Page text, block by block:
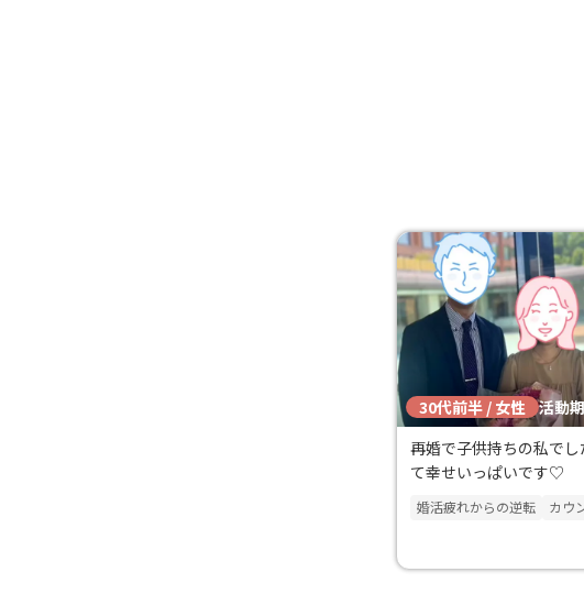
30代前半 / 女性
活動
再婚で子供持ちの私で
て幸せいっぱいです♡
婚活疲れからの逆転 カウ